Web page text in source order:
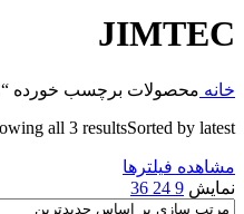
JIMTEC
خانه محصولات برچسب خورده “JIMTEC”
all 3 resultsSorted by latest
مشاهده فیلترها
نمایش 9
24
36